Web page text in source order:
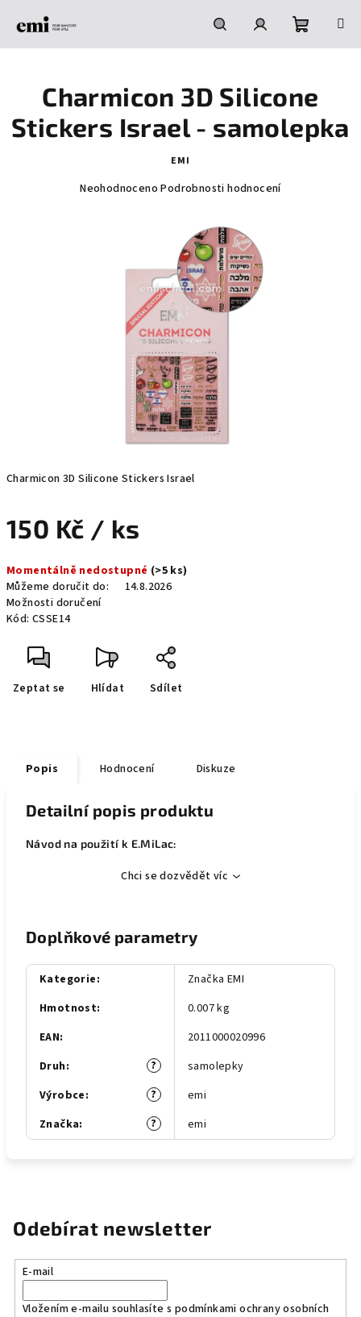
HledatPřihlášeníNákupní
košík
Charmicon 3D Silicone Stickers Israel
150 Kč / ks
cena:
Momentálně nedostupné (>5 ks)
Můžeme doručit do:
14.8.2026
Možnosti doručení
Kód: CSSE14
Zeptat se Hlídat Sdílet
Charmicon 3D Silicone
Stickers Israel - samolepka
EMI
Průměrné
Neohodnoceno Podrobnosti hodnocení
Popis Hodnocení Diskuze
Detailní popis produktu
Návod na použití k E.MiLac:
Chci se dozvědět víc
Doplňkové parametry
Kategorie:
Značka EMI
Hmotnost:
0.007 kg
EAN:
2011000020996
?
Druh:
samolepky
?
Výrobce:
emi
?
Značka: emi
Odebírat newsletter
E-mail
Vložením e-mailu souhlasíte s podmínkami ochrany osobních